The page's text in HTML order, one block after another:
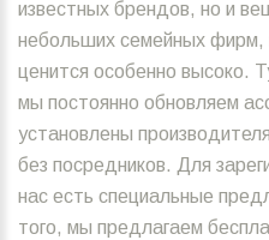
известных брендов, но и
небольших семейных фирм,
ценится особенно высоко.
мы постоянно обновляем
установлены
без посредников. Для
нас есть специальные
того, мы предлагаем